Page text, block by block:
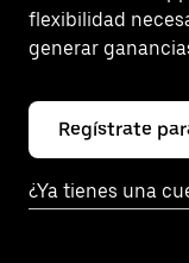
flexibilidad
generar
Regístrate
¿Ya tienes una